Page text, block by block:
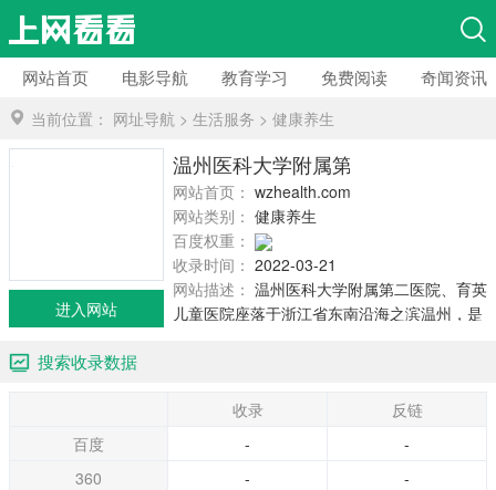
网站首页 电影导航 教育学习 免费阅读 奇闻资讯
当前位置： 网址导航 > 生活服务 > 健康养生
温州医科大学附属第二医院
网站首页： wzhealth.com
网站类别： 健康养生
百度权重：
收录时间： 2022-03-21
网站描述： 温州医科大学附属第二医院、育英
儿童医院座落于浙江省东南沿海之滨温州，是
进入网站
搜索收录数据
收录
反链
百度
-
-
360
-
-